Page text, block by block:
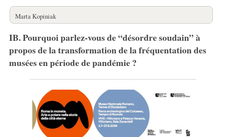
Marta Kopiniak
IB. Pourquoi parlez-vous de “désordre soudain” à
propos de la transformation de la fréquentation des
musées en période de pandémie ?